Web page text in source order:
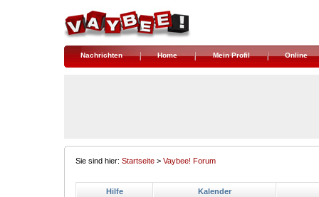
Nachrichten Home Mein Profil Online
Sie sind hier: Startseite > Vaybee! Forum
Hilfe Kalender